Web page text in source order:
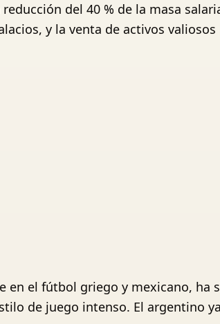
del 40 % de la masa
y la venta de activos
en el fútbol griego y mexicano,
de juego intenso. El argentino